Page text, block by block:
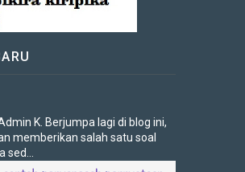
K. Berjumpa lagi di blog ini,
memberikan salah satu soal
sed...